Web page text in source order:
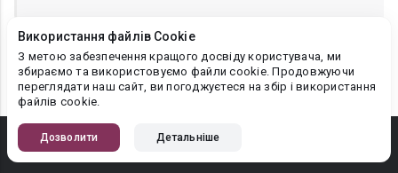
1 2 3 4 5
Використання файлів Cookie
З метою забезпечення кращого досвіду користувача, ми
збираємо та використовуємо файли cookie. Продовжуючи
переглядати наш сайт, ви погоджуєтеся на збір і використання
файлів cookie.
Дозволити Детальніше
Технічна підтримка